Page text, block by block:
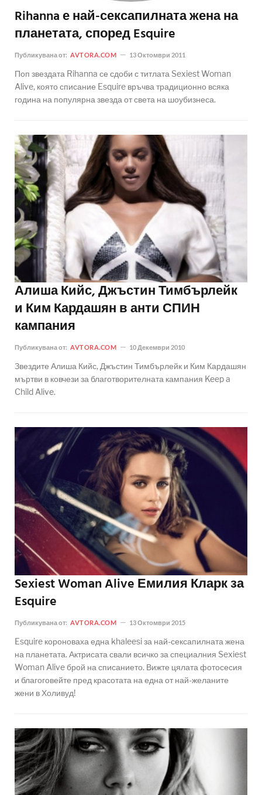
Rihanna е най-сексапилната жена на
планетата, според Esquire
Публикувана от: AVTORA.COM 13 Октомври 2011
Поп звездата Rihanna се сдоби с титлата Sexiest Woman
Alive, която списание Esquire връчва традиционно всяка
година на популярна звезда от света на шоубизнеса.
Алиша Кийс, Джъстин Тимбърлейк
и Ким Кардашян в анти СПИН
кампания
Публикувана от: AVTORA.COM 10 Декември 2010
Звездите Алиша Кийс, Джъстин Тимбърлейк и Ким Кардашян
мъртви в ковчези за благотворителната кампания Keep a
Child Alive.
Sexiest Woman Alive Емилия Кларк за
Esquire
Публикувана от: AVTORA.COM 13 Октомври 2015
Esquire короноваха една khaleesi за най-сексапилната жена
на планетата. Актрисата свали всичко за специалния Sexiest
Woman Alive брой на списанието. Вижте цялата фотосесия
и благоговейте пред красотата на една от най-желаните
жени в Холивуд!